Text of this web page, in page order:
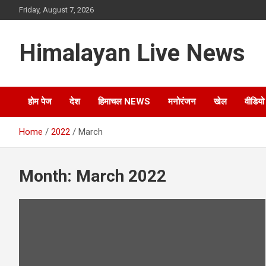
Friday, August 7, 2026
Himalayan Live News
होम पेज देश हिमाचल NEWS मनोरंजन खेल वीडियो
Home 2022 March
Month: March 2022